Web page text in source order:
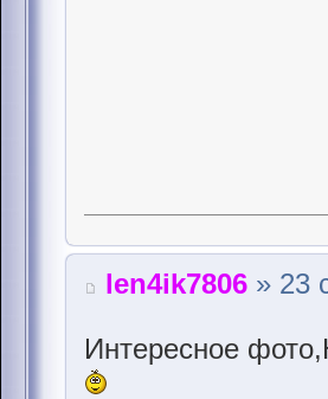
len4ik7806 » 23
Интересное